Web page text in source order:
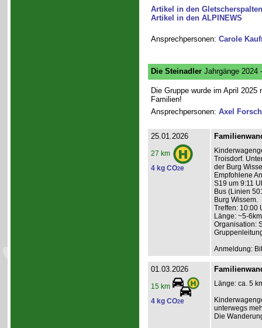
Artikel in den Gletscherspalten
Artikel in den ALPINEWS
Ansprechpersonen: Carole
Die SteinadlerJahrgänge 2024
Die Gruppe wurde im April
Familien!
Ansprechpersonen: Axel Forsch
25.01.2026
27 km
4 kg CO2e
Troisdorf.
der Burg
Empfohlene
S19 um 9:11
Bus (Linien
Burg Wissem.
Treffen: 10:00
Länge: ~5-6km
Organisation:
Anmeldung:
01.03.2026
15 km
4 kg CO2e
Länge: ca. 5
unterwegs
Die